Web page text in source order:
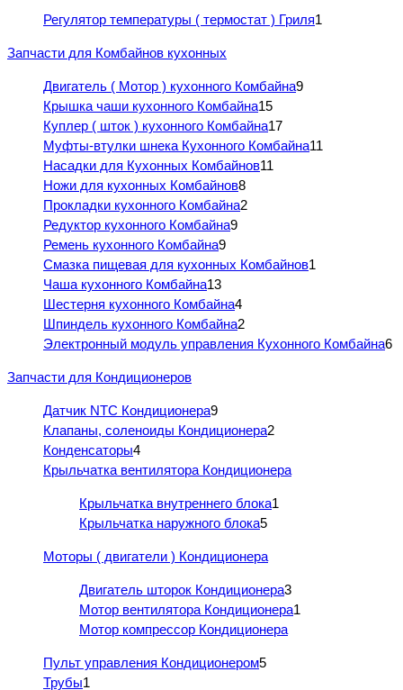
Регулятор температуры ( термостат ) Гриля1
Запчасти для Комбайнов кухонных
Двигатель ( Мотор ) кухонного Комбайна9
Крышка чаши кухонного Комбайна15
Куплер ( шток ) кухонного Комбайна17
Муфты-втулки шнека Кухонного Комбайна11
Насадки для Кухонных Комбайнов11
Ножи для кухонных Комбайнов8
Прокладки кухонного Комбайна2
Редуктор кухонного Комбайна9
Ремень кухонного Комбайна9
Смазка пищевая для кухонных Комбайнов1
Чаша кухонного Комбайна13
Шестерня кухонного Комбайна4
Шпиндель кухонного Комбайна2
Электронный модуль управления Кухонного Комбайна6
Запчасти для Кондиционеров
Датчик NTC Кондиционера9
Клапаны, соленоиды Кондиционера2
Конденсаторы4
Крыльчатка вентилятора Кондиционера
Крыльчатка внутреннего блока1
Крыльчатка наружного блока5
Моторы ( двигатели ) Кондиционера
Двигатель шторок Кондиционера3
Мотор вентилятора Кондиционера1
Мотор компрессор Кондиционера
Пульт управления Кондиционером5
Трубы1